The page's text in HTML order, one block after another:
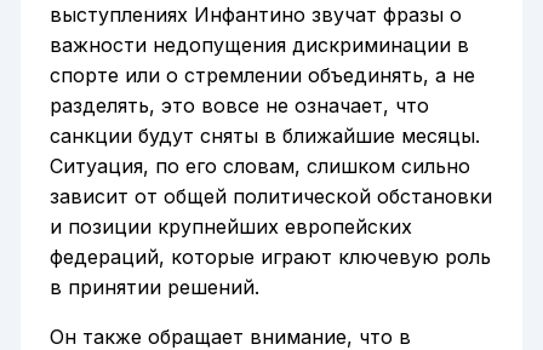
выступлениях Инфантино звучат фразы о
важности недопущения дискриминации в
спорте или о стремлении объединять, а не
разделять, это вовсе не означает, что
санкции будут сняты в ближайшие месяцы.
Ситуация, по его словам, слишком сильно
зависит от общей политической обстановки
и позиции крупнейших европейских
федераций, которые играют ключевую роль
в принятии решений.
Он также обращает внимание, что в